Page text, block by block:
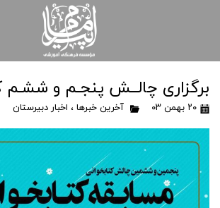
برگزاری چالــش پنجـم و ششـم
۲۰ بهمن ۰۳ آخرین خبرها ، اخبار دبیرستان